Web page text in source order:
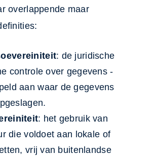
overlappende maar
: de juridische
controle over gegevens -
aan waar de gegevens
: het gebruik van
die voldoet aan lokale of
vrij van buitenlandse